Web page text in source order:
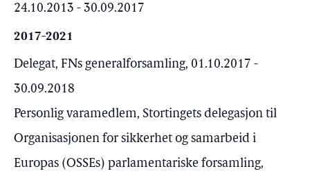
24.10.2013 - 30.09.2017
2017-2021
Delegat, FNs generalforsamling, 01.10.2017 -
30.09.2018
Personlig varamedlem, Stortingets delegasjon til
Organisasjonen for sikkerhet og samarbeid i
Europas (OSSEs) parlamentariske forsamling,